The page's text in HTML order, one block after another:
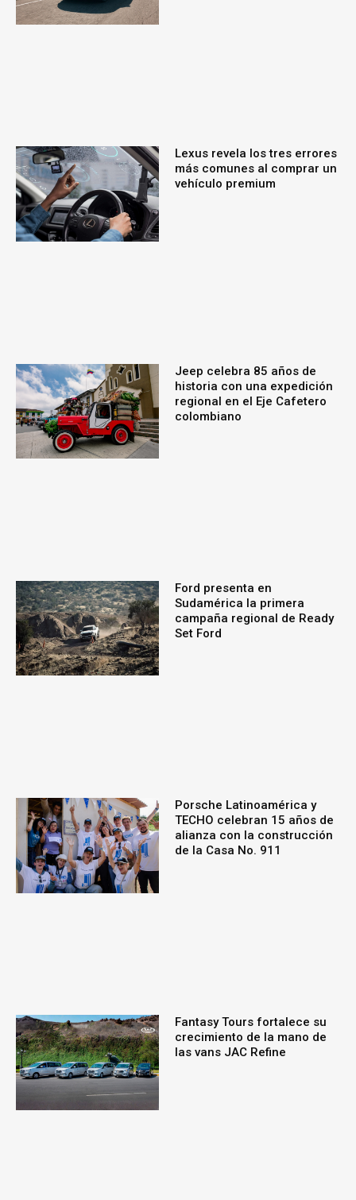
Lexus revela los tres errores
más comunes al comprar un
vehículo premium
Jeep celebra 85 años de
historia con una expedición
regional en el Eje Cafetero
colombiano
Ford presenta en
Sudamérica la primera
campaña regional de Ready
Set Ford
Porsche Latinoamérica y
TECHO celebran 15 años de
alianza con la construcción
de la Casa No. 911
Fantasy Tours fortalece su
crecimiento de la mano de
las vans JAC Refine